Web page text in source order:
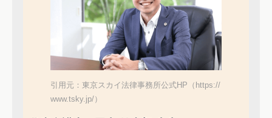
引用元：東京スカイ法律事務所公式HP（https://
www.tsky.jp/）